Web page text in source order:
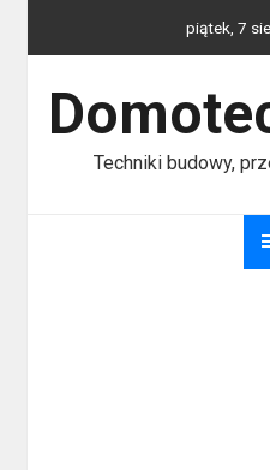
piątek, 7
Techniki budowy,